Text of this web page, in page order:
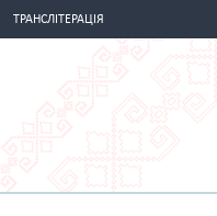
ТРАНСЛІТЕРАЦІЯ